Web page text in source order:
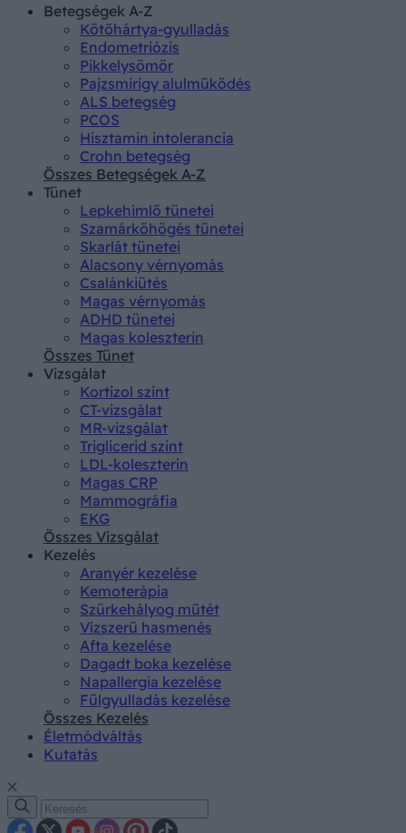
Betegségek A-Z
Kötőhártya-gyulladás
Endometriózis
Pikkelysömör
Pajzsmirigy alulműködés
ALS betegség
PCOS
Hisztamin intolerancia
Crohn betegség
Összes Betegségek A-Z
Tünet
Lepkehimlő tünetei
Szamárköhögés tünetei
Skarlát tünetei
Alacsony vérnyomás
Csalánkiütés
Magas vérnyomás
ADHD tünetei
Magas koleszterin
Összes Tünet
Vizsgálat
Kortizol szint
CT-vizsgálat
MR-vizsgálat
Triglicerid szint
LDL-koleszterin
Magas CRP
Mammográfia
EKG
Összes Vizsgálat
Kezelés
Aranyér kezelése
Kemoterápia
Szürkehályog műtét
Vízszerű hasmenés
Afta kezelése
Dagadt boka kezelése
Napallergia kezelése
Fülgyulladás kezelése
Összes Kezelés
Életmódváltás
Kutatás